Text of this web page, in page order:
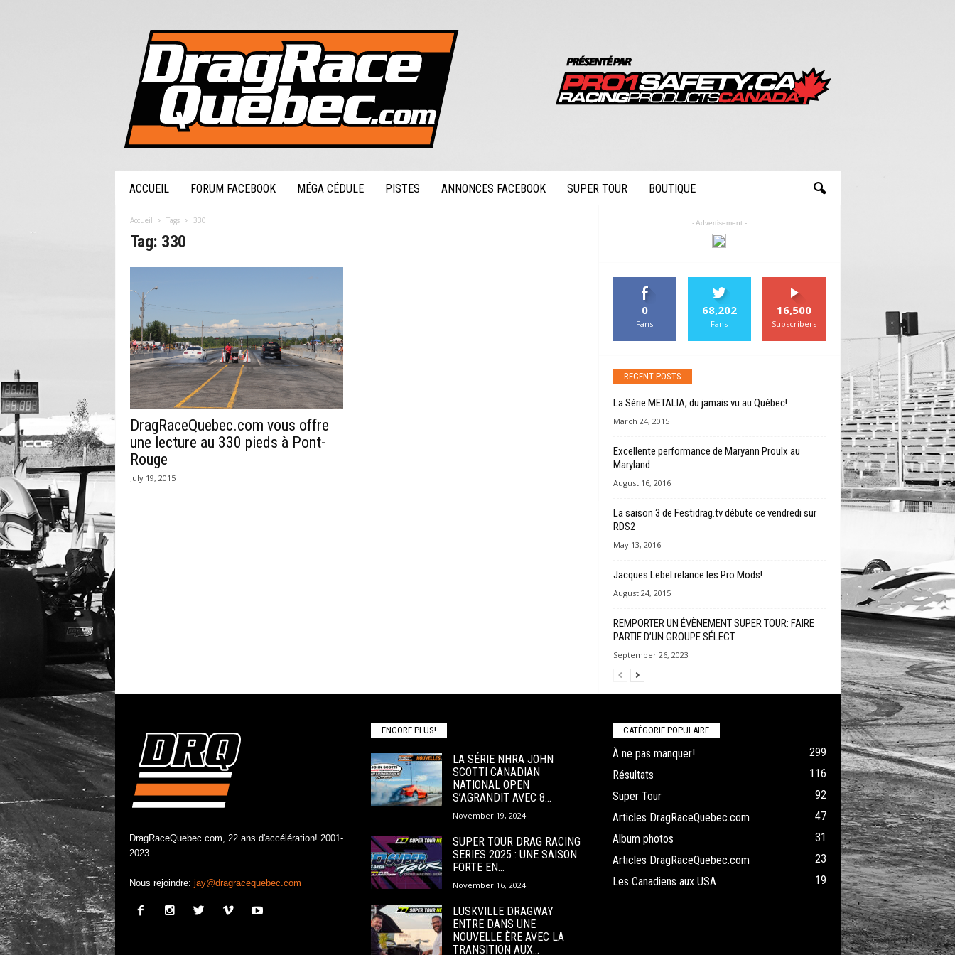
ACCUEIL FORUM FACEBOOK MÉGA CÉDULE PISTES ANNONCES FACEBOOK SUPER TOUR BOUTIQUE
Accueil Tags 330
Tag: 330
DragRaceQuebec.com vous offre
une lecture au 330 pieds à Pont-
Rouge
July 19, 2015
- Advertisement -
0
Fans
68,202
Fans
16,500
Subscribers
RECENT POSTS
La Série METALIA, du jamais vu au Québec!
March 24, 2015
Excellente performance de Maryann Proulx au
Maryland
August 16, 2016
La saison 3 de Festidrag.tv débute ce vendredi sur
RDS2
May 13, 2016
Jacques Lebel relance les Pro Mods!
August 24, 2015
REMPORTER UN ÉVÈNEMENT SUPER TOUR: FAIRE
PARTIE D’UN GROUPE SÉLECT
September 26, 2023
DragRaceQuebec.com, 22 ans d'accélération! 2001-
2023
Nous rejoindre: jay@dragracequebec.com
ENCORE PLUS!
LA SÉRIE NHRA JOHN
SCOTTI CANADIAN
NATIONAL OPEN
S’AGRANDIT AVEC 8...
November 19, 2024
SUPER TOUR DRAG RACING
SERIES 2025 : UNE SAISON
FORTE EN...
November 16, 2024
LUSKVILLE DRAGWAY
ENTRE DANS UNE
NOUVELLE ÈRE AVEC LA
TRANSITION AUX...
CATÉGORIE POPULAIRE
À ne pas manquer!
299
Résultats
116
Super Tour
92
Articles DragRaceQuebec.com
47
Album photos
31
Articles DragRaceQuebec.com
23
Les Canadiens aux USA
19